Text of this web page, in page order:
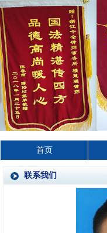
首页
联系我们